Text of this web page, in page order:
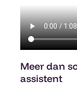
Meer dan
assistent